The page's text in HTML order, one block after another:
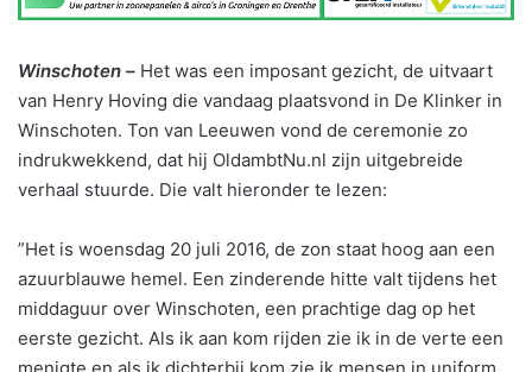
Winschoten – Het was een imposant gezicht, de uitvaart
van Henry Hoving die vandaag plaatsvond in De Klinker in
Winschoten. Ton van Leeuwen vond de ceremonie zo
indrukwekkend, dat hij OldambtNu.nl zijn uitgebreide
verhaal stuurde. Die valt hieronder te lezen:
”Het is woensdag 20 juli 2016, de zon staat hoog aan een
azuurblauwe hemel. Een zinderende hitte valt tijdens het
middaguur over Winschoten, een prachtige dag op het
eerste gezicht. Als ik aan kom rijden zie ik in de verte een